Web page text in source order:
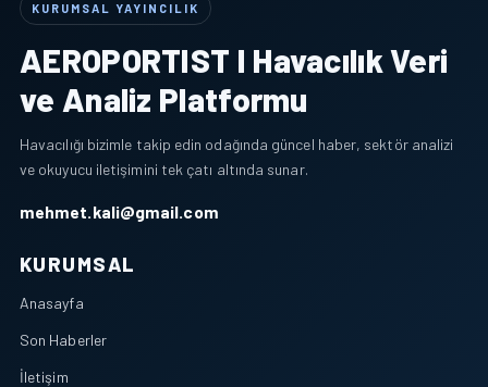
KURUMSAL YAYINCILIK
AEROPORTIST I Havacılık Veri
ve Analiz Platformu
Havacılığı bizimle takip edin odağında güncel haber, sektör analizi
ve okuyucu iletişimini tek çatı altında sunar.
mehmet.kali@gmail.com
KURUMSAL
Anasayfa
Son Haberler
İletişim